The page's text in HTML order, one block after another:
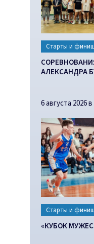
Старты и
АЛЕКСАНДРА
6 августа 2026
Старты и
«КУБОК